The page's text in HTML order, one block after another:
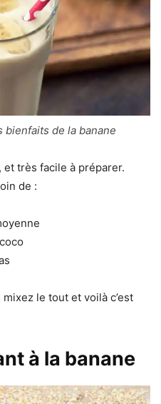
bienfaits de la banane
très facile à préparer.
de :
le tout et voilà c’est
à la banane